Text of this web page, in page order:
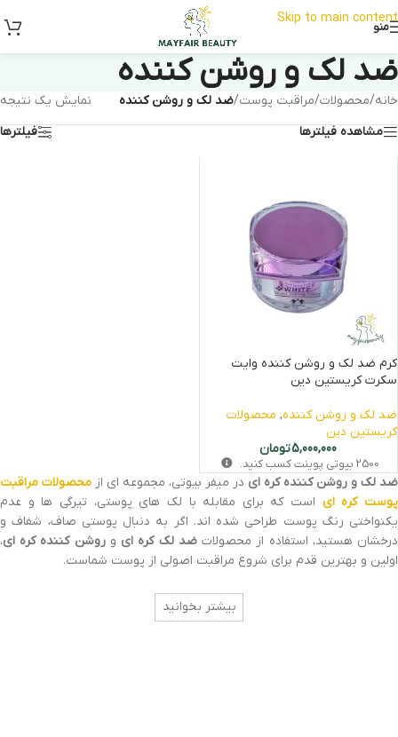
Skip to main content
منو
ضد لک و روشن کننده
خانه/محصولات/مراقبت پوست/ضد لک و روشن کننده
نمایش یک نتیجه
مشاهده فیلترها
فیلترها
کرم ضد لک و روشن کننده وایت
سکرت کریستین دین
ضد لک و روشن کننده, محصولات
کریستین دین
5,000,000تومان
2500بیوتی‌ پوینت کسب کنید.
ضد لک و روشن کننده کره‌ ای در میفر بیوتی، مجموعه‌ ای از محصولات مراقبت
پوست کره‌ ای است که برای مقابله با لک‌ های پوستی، تیرگی‌ ها و عدم
یکنواختی رنگ پوست طراحی شده‌ اند. اگر به دنبال پوستی صاف، شفاف و
درخشان هستید، استفاده از محصولاتضد لک کره‌ ای وروشن کننده کره‌ ای،
اولین و بهترین قدم برای شروع مراقبت اصولی از پوست شماست.
بیشتر بخوانید